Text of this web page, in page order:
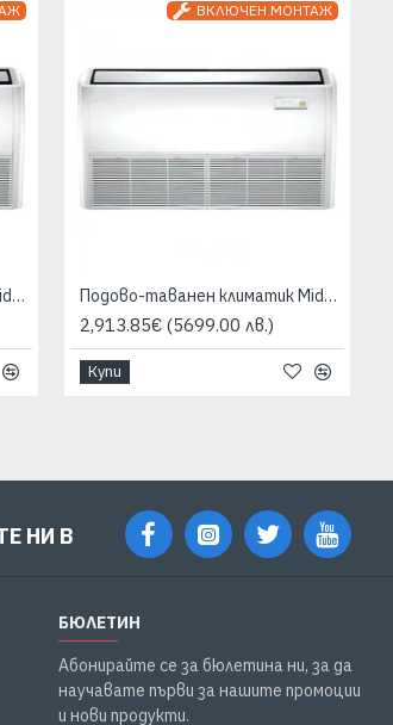
Подово-таванен климатик Midea MUE-48HRFNX-QRD0W/MOE30U-48HFN8-RRD0W, 48000 BTU, Клас A++
ВКЛЮЧЕН МОНТАЖ
Подово-таванен климатик Midea MUE-55HRFNX-QRD0W/MOE30U-55HFN8-RRD0W, 55000 BTU, Клас A++
2,913.85€(5699.00 лв.)
Купи
НИ В
БЮЛЕТИН
Абонирайте се за бюлетина ни, за да
научавате първи за нашите промоции
и нови продукти.